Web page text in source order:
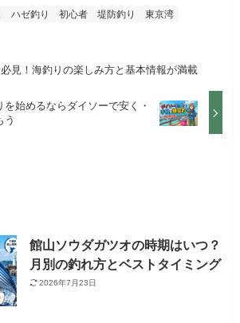
ハゼ釣り 初心者 堤防釣り 東京湾
見！海釣りの楽しみ方と基本情報が満載
を始めるならダイソーで安く・
う
館山ソウダガツオの時期はいつ？
月別の釣れ方とベストタイミング
2026年7月23日